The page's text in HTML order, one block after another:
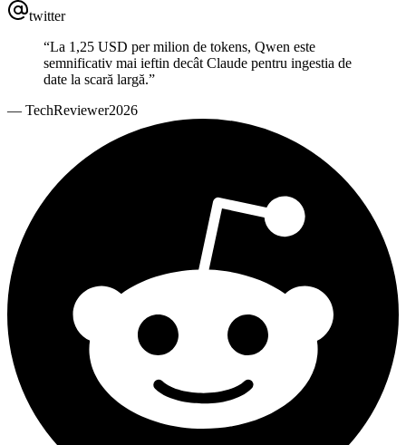
twitter
“La 1,25 USD per milion de tokens, Qwen este
semnificativ mai ieftin decât Claude pentru ingestia de
date la scară largă.”
— TechReviewer2026